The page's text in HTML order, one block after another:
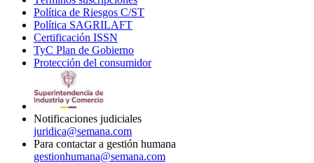
window
in
Política de Riesgos C/ST
Política SAGRILAFT
new
window
Certificación ISSN
in
new
TyC Plan de Gobierno
in
Protección del consumidorOpens
Notificaciones judiciales
juridica@semana.com
Para contactar a gestión humana
gestionhumana@semana.com